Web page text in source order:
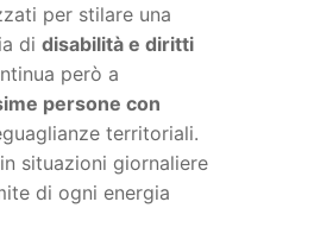
per stilare una
di disabilità e diritti
però a
persone con
territoriali.
situazioni giornaliere
di ogni energia